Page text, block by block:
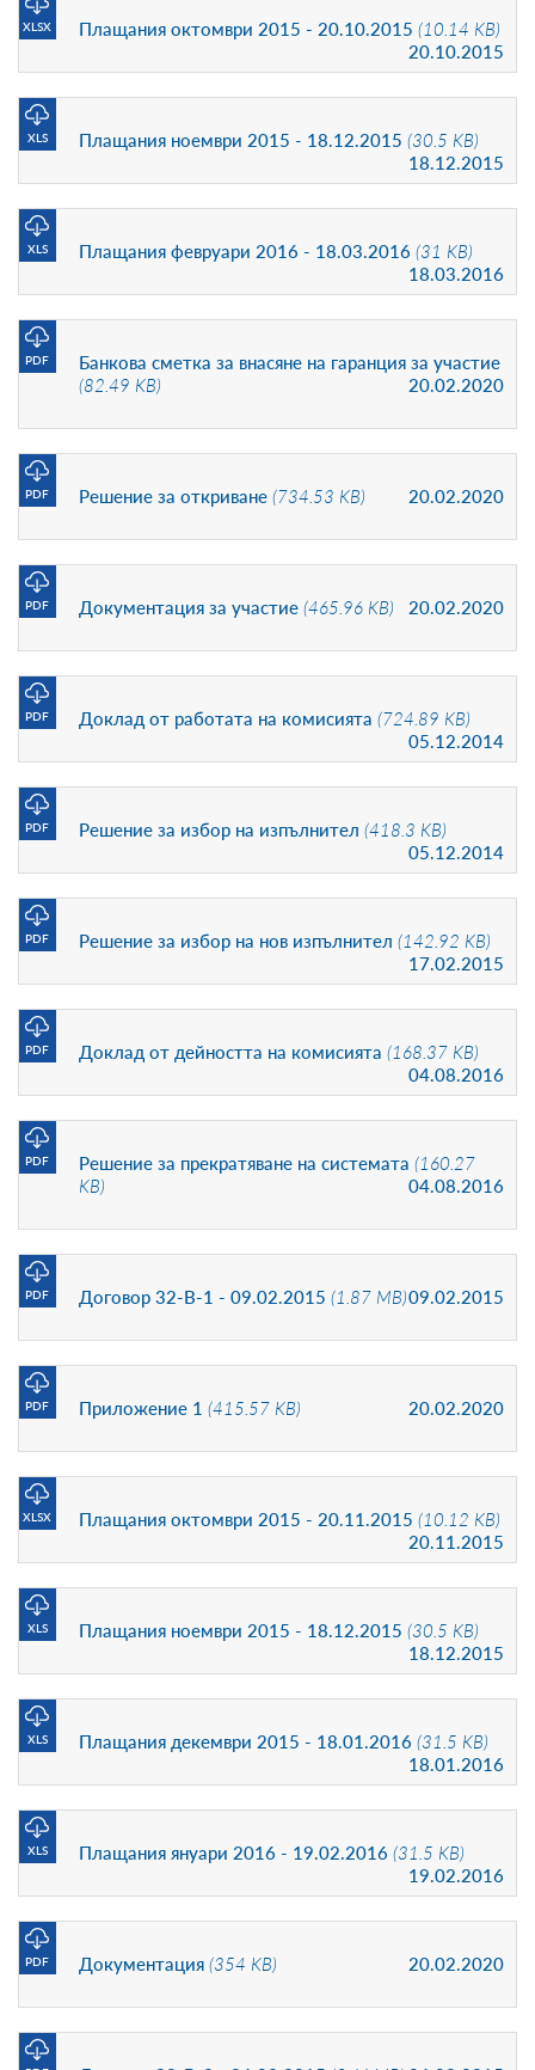
Плащания октомври 2015 - 20.10.2015 (10.14 KB)
20.10.2015
XLSX
Плащания ноември 2015 - 18.12.2015 (30.5 KB)
18.12.2015
XLS
Плащания февруари 2016 - 18.03.2016 (31 KB)
18.03.2016
XLS
Банкова сметка за внасяне на гаранция за участие
(82.49 KB)
20.02.2020
PDF
Решение за откриване (734.53 KB) 20.02.2020
PDF
Документация за участие (465.96 KB) 20.02.2020
PDF
Доклад от работата на комисията (724.89 KB)
05.12.2014
PDF
Решение за избор на изпълнител (418.3 KB)
05.12.2014
PDF
Решение за избор на нов изпълнител (142.92 KB)
17.02.2015
PDF
Доклад от дейността на комисията (168.37 KB)
04.08.2016
PDF
Решение за прекратяване на системата (160.27
KB)
04.08.2016
PDF
Договор 32-В-1 - 09.02.2015 (1.87 MB)09.02.2015
PDF
Приложение 1 (415.57 KB) 20.02.2020
PDF
Плащания октомври 2015 - 20.11.2015 (10.12 KB)
20.11.2015
XLSX
Плащания ноември 2015 - 18.12.2015 (30.5 KB)
18.12.2015
XLS
Плащания декември 2015 - 18.01.2016 (31.5 KB)
18.01.2016
XLS
Плащания януари 2016 - 19.02.2016 (31.5 KB)
19.02.2016
XLS
Документация (354 KB) 20.02.2020
PDF